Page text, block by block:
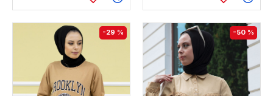
-29 % -50 %